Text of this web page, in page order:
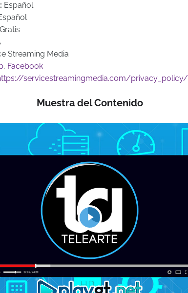
Español
Gratis
Streaming Media
, Facebook
servicestreamingmedia.com/privacy_policy/
Muestra del Contenido